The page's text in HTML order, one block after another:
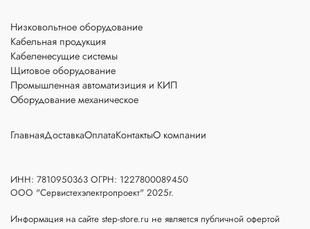
ГлавнаяДоставкаОплатаКонтактыО компании
Низковольтное оборудование
Кабельная продукция
Кабеленесущие системы
Щитовое оборудование
Промышленная автоматизиция и КИП
Оборудование механическое
ИНН: 7810950363 ОГРН: 1227800089450
ООО "Сервистехэлектропроект" 2025г.
Информация на сайте step-store.ru не является публичной офертой